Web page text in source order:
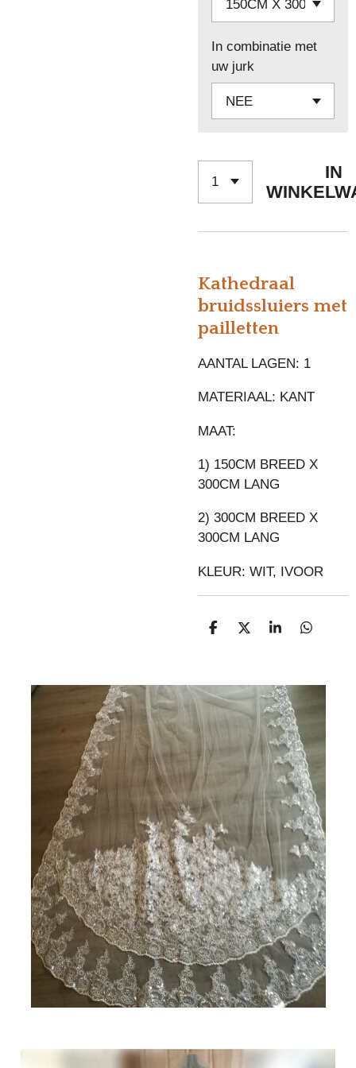
In combinatie met
uw jurk
IN
Kathedraal
bruidssluiers met
pailletten
AANTAL LAGEN: 1
MATERIAAL: KANT
MAAT:
1) 150CM BREED X
300CM LANG
2) 300CM BREED X
300CM LANG
KLEUR: WIT, IVOOR
D
N
D
S
E
D